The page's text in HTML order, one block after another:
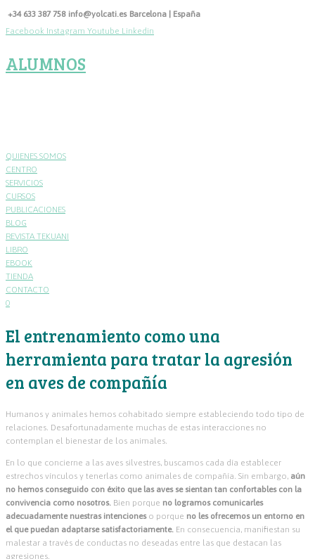
Skip
content
+34 633 387 758 info@yolcati.es Barcelona | España
Facebook Instagram Youtube Linkedin
ALUMNOS
QUIENES SOMOS
CENTRO
SERVICIOS
CURSOS
PUBLICACIONES
BLOG
REVISTA TEKUANI
LIBRO
EBOOK
TIENDA
CONTACTO
0
El entrenamiento como una
herramienta para tratar la agresión
en aves de compañía
Humanos y animales hemos cohabitado siempre estableciendo todo tipo de
relaciones. Desafortunadamente muchas de estas interacciones no
contemplan el bienestar de los animales.
En lo que concierne a las aves silvestres, buscamos cada día establecer
estrechos vínculos y tenerlas como animales de compañía. Sin embargo, aún
no hemos conseguido con éxito que las aves se sientan tan confortables con la
convivencia como nosotros. Bien porque no logramos comunicarles
adecuadamente nuestras intencioneso porque no les ofrecemos un entorno en
el que puedan adaptarse satisfactoriamente. En consecuencia, manifiestan su
malestar a través de conductas no deseadas entre las que destacan las
agresiones.